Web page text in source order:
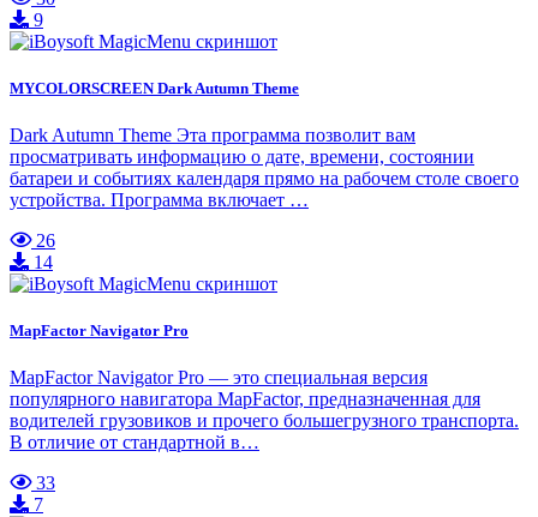
9
MYCOLORSCREEN Dark Autumn Theme
Dark Autumn Theme Эта программа позволит вам
просматривать информацию о дате, времени, состоянии
батареи и событиях календаря прямо на рабочем столе своего
устройства. Программа включает …
26
14
MapFactor Navigator Pro
MapFactor Navigator Pro — это специальная версия
популярного навигатора MapFactor, предназначенная для
водителей грузовиков и прочего большегрузного транспорта.
В отличие от стандартной в…
33
7